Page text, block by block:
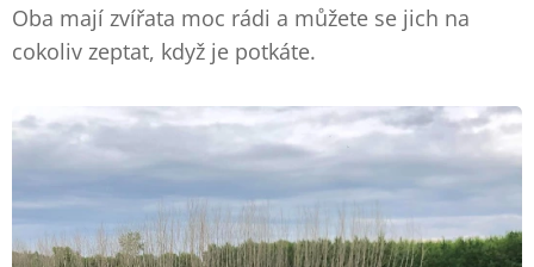
Oba mají zvířata moc rádi a můžete se jich na
cokoliv zeptat, když je potkáte.